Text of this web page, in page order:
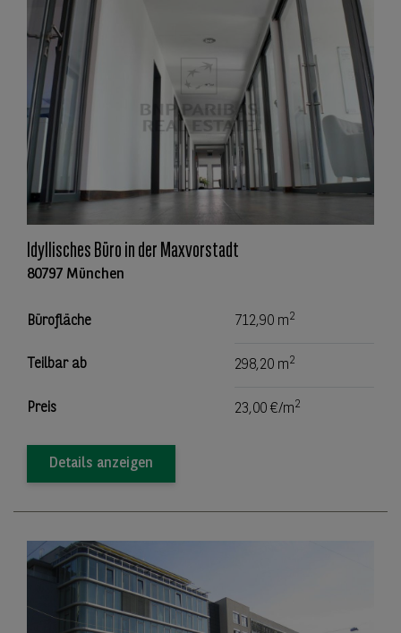
Idyllisches Büro in der Maxvorstadt
80797 München
Bürofläche 712,90 m2
Teilbar ab 298,20 m2
Preis 23,00 €/m2
Details anzeigen